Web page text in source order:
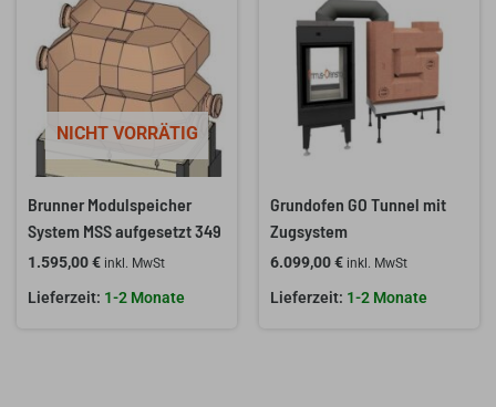
NICHT VORRÄTIG
Brunner Modulspeicher
System MSS aufgesetzt 349
1.595,00€ inkl. MwSt
1-2 Monate
Grundofen GO Tunnel mit
Zugsystem
6.099,00€ inkl. MwSt
1-2 Monate